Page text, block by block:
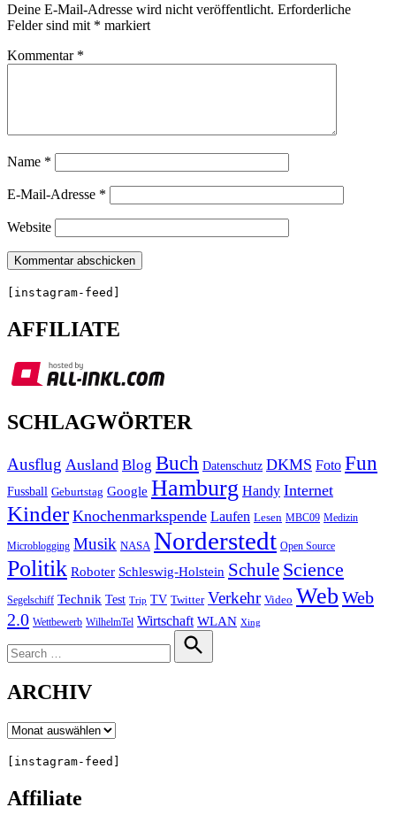
Deine E-Mail-Adresse wird nicht veröffentlicht. Erforderliche
Felder sind mit * markiert
Kommentar *
Name *
E-Mail-Adresse *
Website
[instagram-feed]
AFFILIATE
SCHLAGWÖRTER
Ausflug Ausland Blog Buch Datenschutz DKMS Foto Fun
Fussball Geburtstag Google Hamburg Handy Internet
Kinder Knochenmarkspende Laufen Lesen MBC09 Medizin
Microblogging Musik NASA Norderstedt Open Source
Politik Roboter Schleswig-Holstein Schule Science
Segelschiff Technik Test Trip TV Twitter Verkehr Video Web Web
2.0 Wettbewerb WilhelmTel Wirtschaft WLAN Xing
for:
Search
ARCHIV
Archiv
[instagram-feed]
Affiliate